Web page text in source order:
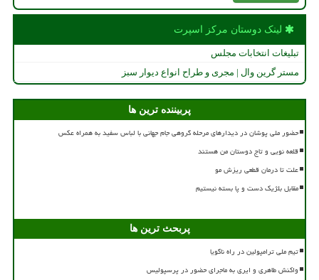
لینک دوستان مركز اسپرت
تبلیغات انتخابات مجلس
مستر گرین وال | مجری و طراح انواع دیوار سبز
پربیننده ترین ها
حضور ملی پوشان در دیدارهای مرحله گروهی جام جهانی با لباس سفید به همراه عکس
قلعه نویی و تاج دوستان من هستند
علت تا درمان قطعی ریزش مو
مقابل بلژیک دست و پا بسته نیستیم
پربحث ترین ها
تیم ملی ترامپولین در راه ناگویا
واکنش طاهری و ایری به ماجرای حضور در پرسپولیس